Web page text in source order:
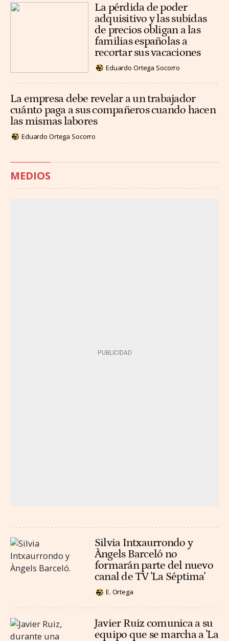
La pérdida de poder
adquisitivo y las subidas
de precios obligan a las
familias españolas a
recortar sus vacaciones
Eduardo Ortega Socorro
La empresa debe revelar a un trabajador
cuánto paga a sus compañeros cuando hacen
las mismas labores
Eduardo Ortega Socorro
MEDIOS
Silvia Intxaurrondo y
Àngels Barceló no
formarán parte del nuevo
canal de TV 'La Séptima'
E. Ortega
Javier Ruiz comunica a su
equipo que se marcha a 'La